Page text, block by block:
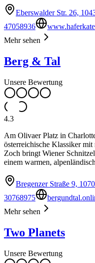
Eberswalder Str. 26,
47058936
Mehr sehen
Berg & Tal
Unsere Bewertung
4.3
Am Olivaer Platz in
österreichische Klassiker
Zoch bringt Wiener
einem warmen,
Bregenzer Straße 9,
30768975
Mehr sehen
Two Planets
Unsere Bewertung